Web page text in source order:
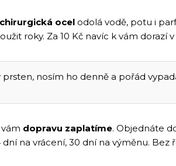
chirurgická ocel odolá vodě, potu i
roky. Za 10 Kč navíc k vám dorazí
nosím ho denně a pořád
dopravu zaplatíme. Objednáte
na vrácení, 30 dní na výměnu. Bez